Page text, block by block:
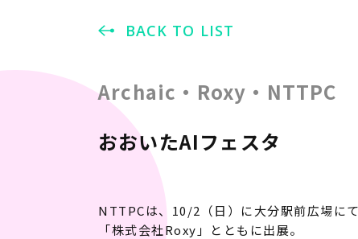
BACK TO LIST
Archaic・Roxy・NTTPC
おおいたAIフェスタ
NTTPCは、10/2（日）に大分駅前広場に
「株式会社Roxy」とともに出展。